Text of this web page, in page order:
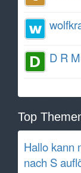
D R
Top
Hallo kann
nach S